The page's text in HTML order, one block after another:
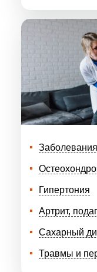
Гипертония
Артрит,
Сахарный
Травмы и